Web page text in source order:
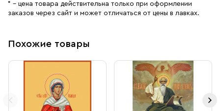
* – цена товара действительна только при оформлении
заказов через сайт и может отличаться от цены в лавках.
Похожие товары